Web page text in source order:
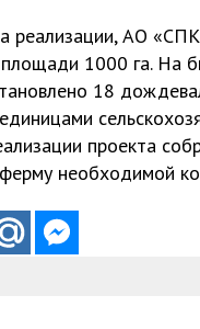
реализации, АО
1000 га. На
18
проекта
необходимой